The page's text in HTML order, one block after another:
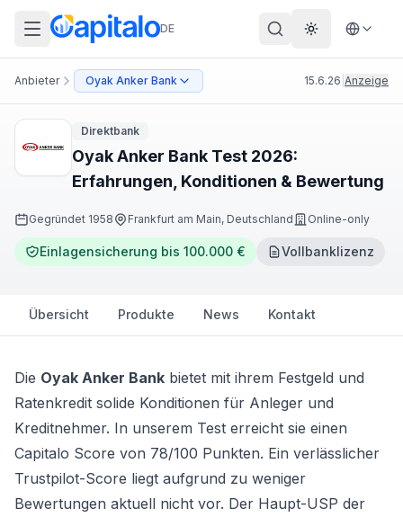
DE Theme
Anbieter Oyak Anker Bank 15.6.26 Anzeige
Direktbank
Oyak Anker Bank Test 2026:
Erfahrungen, Konditionen & Bewertung
Gegründet 1958 Frankfurt am Main, Deutschland Online-only
Einlagensicherung bis 100.000 € Vollbanklizenz
Übersicht Produkte News Kontakt
Die Oyak Anker Bank bietet mit ihrem Festgeld und
Ratenkredit solide Konditionen für Anleger und
Kreditnehmer. In unserem Test erreicht sie einen
Capitalo Score von 78/100 Punkten. Ein verlässlicher
Trustpilot-Score liegt aufgrund zu weniger
Bewertungen aktuell nicht vor. Der Haupt-USP der